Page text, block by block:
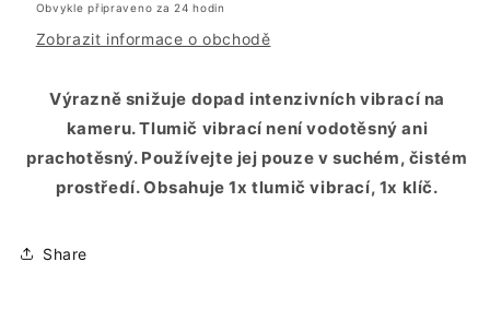
Obvykle připraveno za 24 hodin
Zobrazit informace o obchodě
Výrazně snižuje dopad intenzivních vibrací na
kameru. Tlumič vibrací není vodotěsný ani
prachotěsný. Používejte jej pouze v suchém, čistém
prostředí. Obsahuje 1x tlumič vibrací, 1x klíč.
Share